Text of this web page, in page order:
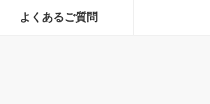
よくあるご質問